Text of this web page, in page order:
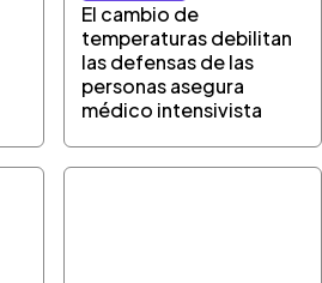
El cambio de
temperaturas debilitan
las defensas de las
personas asegura
médico intensivista